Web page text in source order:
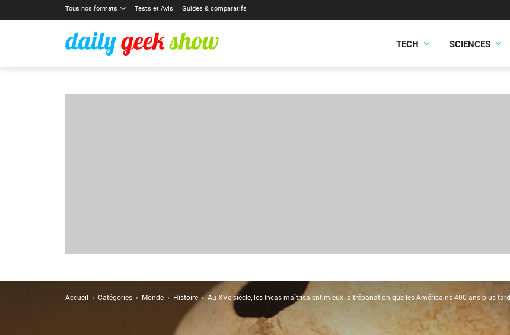
Tous nos formats Tests et Avis Guides & comparatifs
TECH SCIENCES
Accueil Catégories Monde Histoire Au XVe siècle, les Incas maîtrisaient mieux la trépanation que les Américains 400 ans plus tard